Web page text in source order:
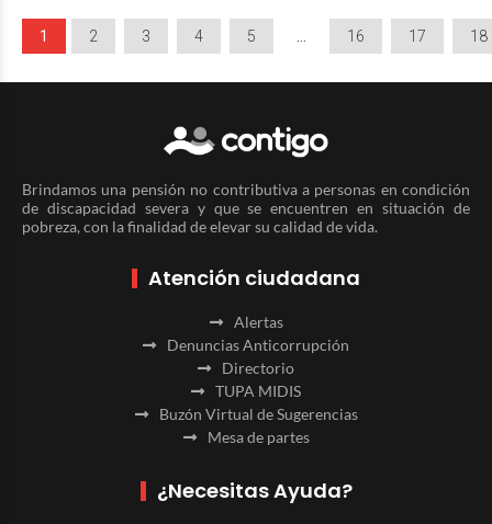
1 2 3 4 5 16 17 18
Brindamos una pensión no contributiva a personas en condición
de discapacidad severa y que se encuentren en situación de
pobreza, con la finalidad de elevar su calidad de vida.
Atención ciudadana
Alertas
Denuncias Anticorrupción
Directorio
TUPA MIDIS
Buzón Virtual de Sugerencias
Mesa de partes
¿Necesitas Ayuda?